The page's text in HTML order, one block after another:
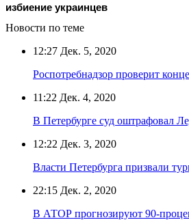
избиение украинцев
Новости по теме
12:27 Дек. 5, 2020
Роспотребнадзор проверит
11:22 Дек. 4, 2020
В Петербурге суд оштрафовал
12:22 Дек. 3, 2020
Власти Петербурга призвали
22:15 Дек. 2, 2020
В АТОР прогнозируют 90-